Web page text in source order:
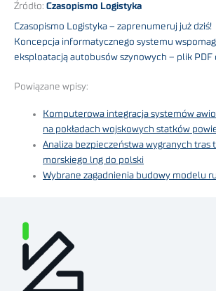
Źródło: Czasopismo Logistyka
Czasopismo Logistyka – zaprenumeruj już dziś!
Koncepcja informatycznego systemu
eksploatacją autobusów szynowych – plik PDF
Powiązane wpisy:
Komputerowa integracja systemów
na pokładach wojskowych statków
Analiza bezpieczeństwa wygranych tras
morskiego lng do polski
Wybrane zagadnienia budowy modelu